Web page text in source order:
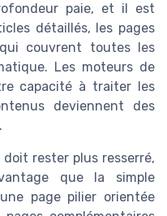
paie, et il est
détaillés, les pages
couvrent toutes les
Les moteurs de
capacité à traiter les
deviennent des
rester plus resserré,
que la simple
page pilier orientée